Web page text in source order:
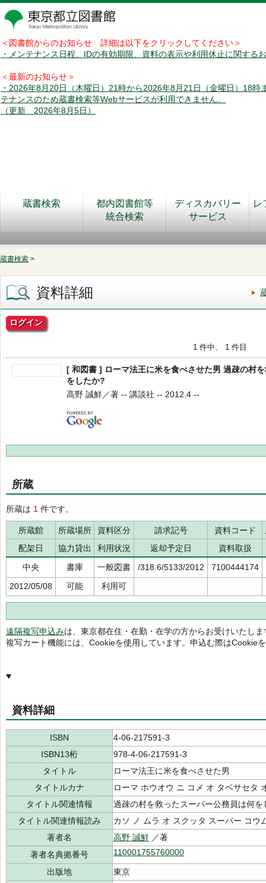
＜図書館からのお知らせ 詳細は以下をクリックしてください＞
・メンテナンス日程、IDの有効期限、資料の表示や利用休止に関する
＜最新のお知らせ＞
・2026年8月20日（木曜日）21時から2026年8月21日（金曜日）18時
テナンスのため蔵書検索等Webサービスが利用できません。
（更新 2026年8月5日）
蔵書検索
都内図書館等
統合検索
ディスカバリー
サービス
レ
蔵書検索 >
資料詳細
ログイン
1 件中、 1 件目
[ 和図書 ] ローマ法王に米を食べさせた男 過疎の村
をしたか?
高野 誠鮮／著 -- 講談社 -- 2012.4 --
所蔵
所蔵は 1 件です。
所蔵館 所蔵場所 資料区分 請求記号 資料コード
配架日
協力貸出 利用状況 返却予定日
資料取扱
中央
書庫 一般図書 /318.6/5133/2012
7100444174
2012/05/08
可能 利用可
遠隔複写申込みは、東京都在住・在勤・在学の方からお受けいたしま
複写カート機能には、Cookieを使用しています。申込む際はCookie
資料詳細
ISBN
4-06-217591-3
ISBN13桁
978-4-06-217591-3
タイトル
ローマ法王に米を食べさせた男
タイトルカナ
ローマ ホウオウ ニ コメ オ タベサセタ
タイトル関連情報
過疎の村を救ったスーパー公務員は何を
タイトル関連情報読み
カソ ノ ムラ オ スクッタ スーパー コウ
著者名
高野 誠鮮 ／著
著者名典拠番号
110001755760000
出版地
東京